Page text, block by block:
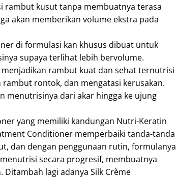
rambut kusut tanpa membuatnya terasa
akan memberikan volume ekstra pada
di formulasi kan khusus dibuat untuk
supaya terlihat lebih bervolume.
rambut kuat dan sehat ternutrisi
rontok, dan mengatasi kerusakan.
menutrisinya dari akar hingga ke ujung
yang memiliki kandungan Nutri-Keratin
Conditioner memperbaiki tanda-tanda
dan dengan penggunaan rutin, formulanya
secara progresif, membuatnya
lagi adanya Silk Crème